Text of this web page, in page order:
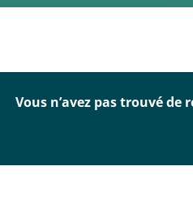
Vous n’avez pas trouvé